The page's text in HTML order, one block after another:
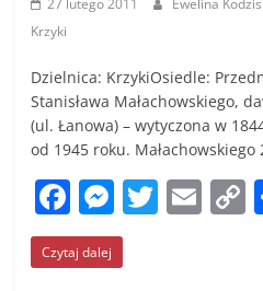
27 lutego 2011 Ewelina Kodzis
Krzyki
Dzielnica: KrzykiOsiedle:
Stanisława Małachowskiego,
(ul. Łanowa) – wytyczona w
od 1945 roku. Małachowskiego
F
a
c
M
e
ss
T E
Czytaj dalej